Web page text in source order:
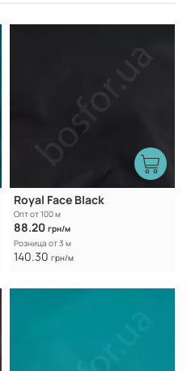
Royal Face Black
Опт от 100 м
88.20 грн/м
Розница от 3 м
140.30 грн/м